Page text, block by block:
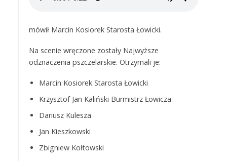
mówił Marcin Kosiorek Starosta Łowicki.
Na scenie wręczone zostały Najwyższe
odznaczenia pszczelarskie. Otrzymali je:
Marcin Kosiorek Starosta Łowicki
Krzysztof Jan Kaliński Burmistrz Łowicza
Dariusz Kulesza
Jan Kieszkowski
Zbigniew Kołtowski